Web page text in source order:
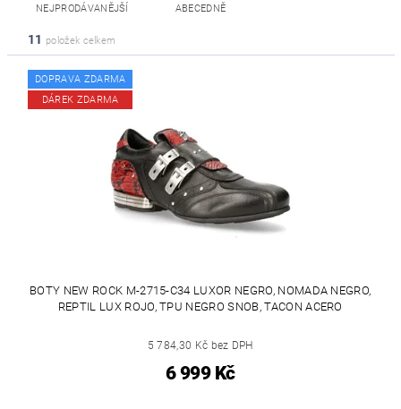
NEJPRODÁVANĚJŠÍ ABECEDNĚ
11 položek celkem
DOPRAVA ZDARMA
DÁREK ZDARMA
BOTY NEW ROCK M-2715-C34 LUXOR NEGRO, NOMADA NEGRO,
REPTIL LUX ROJO, TPU NEGRO SNOB, TACON ACERO
5 784,30 Kč bez DPH
6 999 Kč